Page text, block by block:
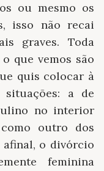
ou mesmo os
isso não recai
graves. Toda
que vemos são
quis colocar à
situações: a de
no interior
outro dos
o divórcio
feminina